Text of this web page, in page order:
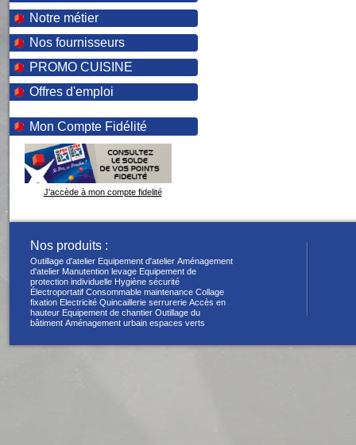
Notre métier
Nos fournisseurs
PROMO CUISINE
Offres d'emploi
Mon Compte Fidélité
J'accède à mon compte fidelité
Nos produits :
Outillage d'atelier Equipement d'atelier Aménagement
d'atelier Manutention levage Equipement de
protection individuelle Hygiène sécurité
Électroportatif Consommable maintenance Collage
fixation Electricité Quincaillerie serrurerie Accès en
hauteur Equipement de chantier Outillage du
bâtiment Aménagement urbain espaces verts